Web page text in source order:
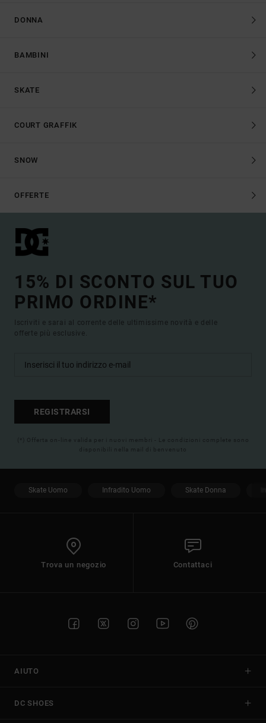
DONNA
BAMBINI
SKATE
COURT GRAFFIK
SNOW
OFFERTE
15% DI SCONTO SUL TUO
PRIMO ORDINE*
Iscriviti e sarai al corrente delle ultimissime novità e delle
offerte più esclusive.
REGISTRARSI
(*) Offerta on-line valida per i nuovi membri - Le condizioni complete sono
disponibili nella mail di benvenuto
Skate Uomo Infradito Uomo Skate Donna
Trova un negozio Contattaci
AIUTO
DC SHOES